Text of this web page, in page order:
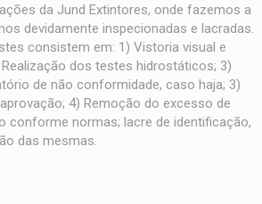
da Jund Extintores, onde fazemos a
devidamente inspecionadas e lacradas.
consistem em: 1) Vistoria visual e
dos testes hidrostáticos; 3)
de não conformidade, caso haja; 3)
4) Remoção do excesso de
conforme normas; lacre de identificação,
das mesmas.